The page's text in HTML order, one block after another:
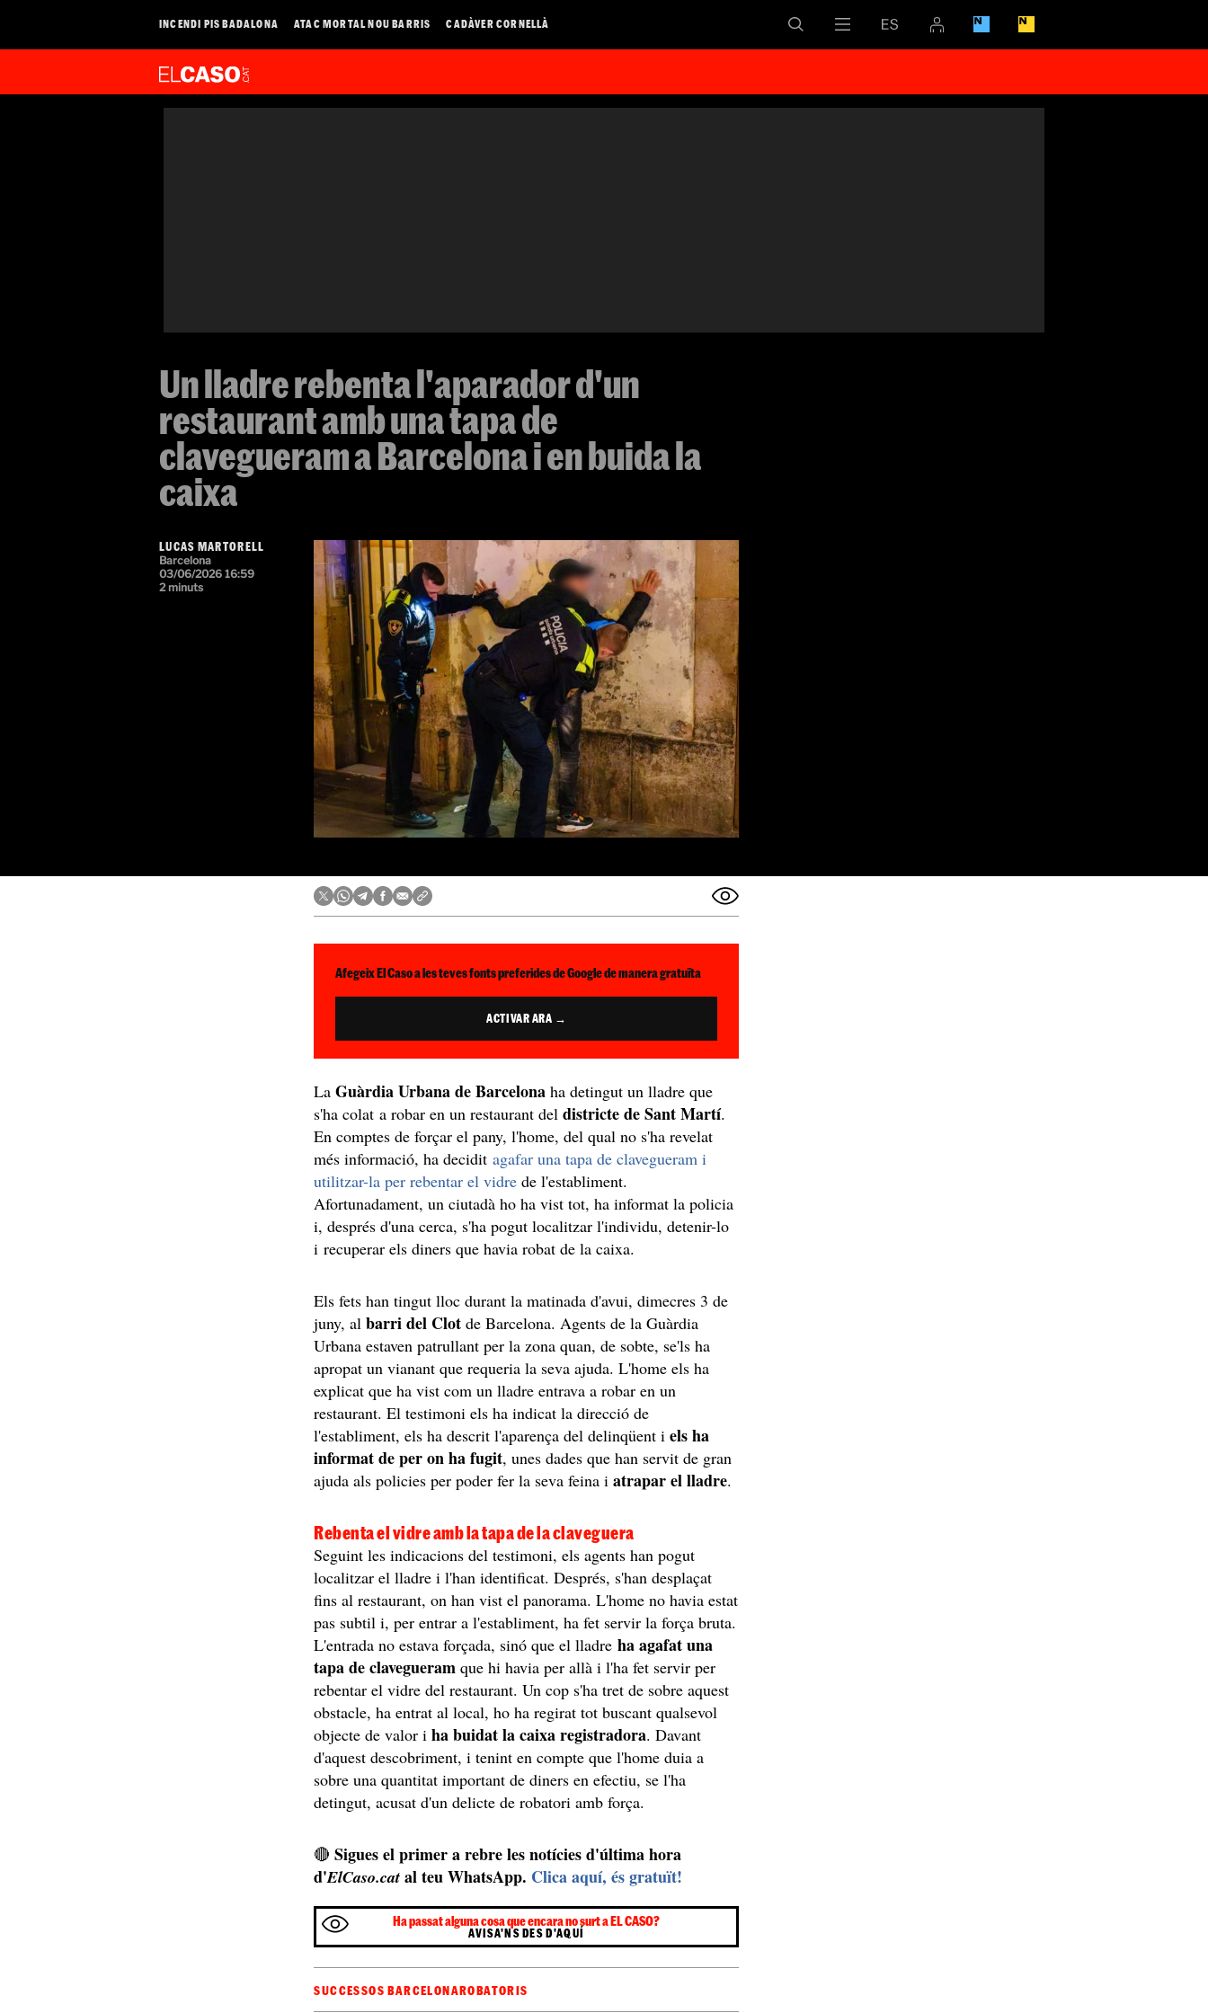
INCENDI PIS BADALONA ATAC MORTAL NOU BARRIS CADÀVER CORNELLÀ
Un lladre rebenta l'aparador d'un
restaurant amb una tapa de
clavegueram a Barcelona i en buida la
caixa
LUCAS MARTORELL
Barcelona
03/06/2026 16:59
2 minuts
Afegeix El Caso a les teves fonts preferides de Google de manera gratuïta
ACTIVAR ARA →
LaGuàrdia Urbana de Barcelona ha detingut un lladre que
s'ha colat a robar en un restaurant deldistricte de Sant Martí.
En comptes de forçar el pany, l'home, del qual no s'ha revelat
més informació, ha deciditagafar una tapa de clavegueram i
utilitzar-la per rebentar el vidre de l'establiment.
Afortunadament, un ciutadà ho ha vist tot, ha informat la policia
i, després d'una cerca, s'ha pogut localitzar l'individu, detenir-lo
i recuperar els diners que havia robat de la caixa.
Els fets han tingut lloc durant la matinada d'avui, dimecres 3 de
juny, albarri del Clot de Barcelona. Agents de la Guàrdia
Urbana estaven patrullant per la zona quan, de sobte, se'ls ha
apropat un vianant que requeria la seva ajuda. L'home els ha
explicat que ha vist com un lladre entrava a robar en un
restaurant. El testimoni els ha indicat la direcció de
l'establiment, els ha descrit l'aparença del delinqüent iels ha
informat de per on ha fugit, unes dades que han servit de gran
ajuda als policies per poder fer la seva feina iatrapar el lladre.
Rebenta el vidre amb la tapa de la claveguera
Seguint les indicacions del testimoni, els agents han pogut
localitzar el lladre i l'han identificat. Després, s'han desplaçat
fins al restaurant, on han vist el panorama. L'home no havia estat
pas subtil i, per entrar a l'establiment, ha fet servir la força bruta.
L'entrada no estava forçada, sinó que el lladreha agafat una
tapa de clavegueram que hi havia per allà i l'ha fet servir per
rebentar el vidre del restaurant. Un cop s'ha tret de sobre aquest
obstacle, ha entrat al local, ho ha regirat tot buscant qualsevol
objecte de valor iha buidat la caixa registradora. Davant
d'aquest descobriment, i tenint en compte que l'home duia a
sobre una quantitat important de diners en efectiu, se l'ha
detingut, acusat d'un delicte de robatori amb força.
🔴Sigues el primer a rebre les notícies d'última hora
d'ElCaso.cat al teu WhatsApp. Clica aquí, és gratuït!
Ha passat alguna cosa que encara no surt a EL CASO?
AVISA'NS DES D'AQUÍ
SUCCESSOS BARCELONAROBATORIS